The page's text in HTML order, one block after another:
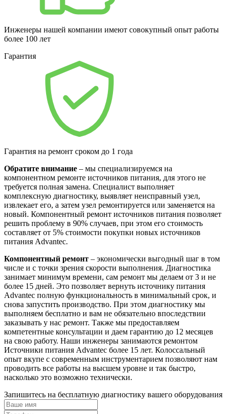
Инженеры нашей компании имеют совокупный опыт работы
более 100 лет
Гарантия
Гарантия на ремонт сроком до 1 года
Обратите внимание – мы специализируемся на
компонентном ремонте источников питания, для этого не
требуется полная замена. Специалист выполняет
комплексную диагностику, выявляет неисправный узел,
извлекает его, а затем узел ремонтируется или заменяется на
новый. Компонентный ремонт источников питания позволяет
решить проблему в 90% случаев, при этом его стоимость
составляет от 5% стоимости покупки новых источников
питания Advantec.
Компонентный ремонт – экономически выгодный шаг в том
числе и с точки зрения скорости выполнения. Диагностика
занимает минимум времени, сам ремонт мы делаем от 3 и не
более 15 дней. Это позволяет вернуть источнику питания
Advantec полную функциональность в минимальный срок, и
снова запустить производство. При этом диагностику мы
выполняем бесплатно и вам не обязательно впоследствии
заказывать у нас ремонт. Также мы предоставляем
компетентные консультации и даем гарантию до 12 месяцев
на свою работу. Наши инженеры занимаются ремонтом
Источники питания Advantec более 15 лет. Колоссальный
опыт вкупе с современным инструментарием позволяют нам
проводить все работы на высшем уровне и так быстро,
насколько это возможно технически.
Запишитесь на бесплатную диагностику вашего оборудования